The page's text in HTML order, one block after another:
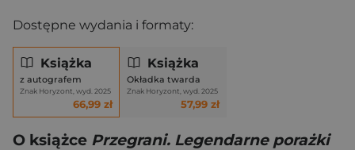
Dostępne wydania i formaty:
Książka
z autografem
Znak Horyzont, wyd. 2025
66,99 zł
Książka
Okładka twarda
Znak Horyzont, wyd. 2025
57,99 zł
O książce Przegrani. Legendarne porażki